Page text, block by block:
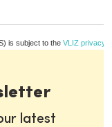
is subject to the VLIZ privacy
latest